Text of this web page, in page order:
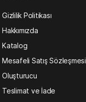
Gizlilik Politikası
Hakkımızda
Katalog
Mesafeli Satış Sözleşmesi
Oluşturucu
Teslimat ve İade